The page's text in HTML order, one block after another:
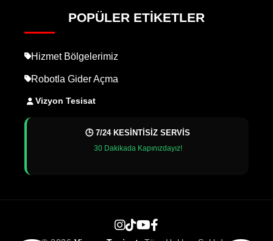
POPÜLER ETIKETLER
Hizmet Bölgelerimiz
Robotla Gider Açma
Vizyon Tesisat
🕒 7/24 KESİNTİSİZ SERVİS
30 Dakikada Kapınızdayız!